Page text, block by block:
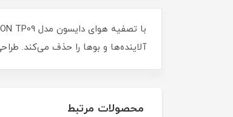
آلاینده‌ها و بوها را حذف می‌کند.
محصولات مرتبط